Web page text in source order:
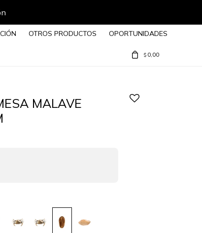
OTROS PRODUCTOS OPORTUNIDADES
$ 0,00
MALAVE